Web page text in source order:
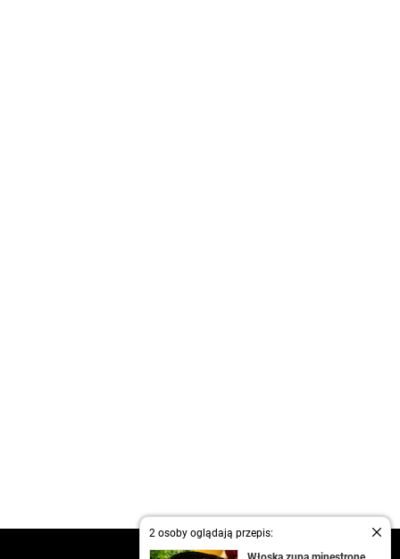
2 osoby oglądają przepis:
kontakt